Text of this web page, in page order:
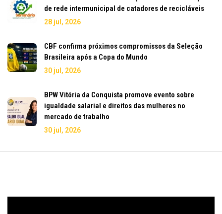
de rede intermunicipal de catadores de recicláveis
28 jul, 2026
CBF confirma próximos compromissos da Seleção
Brasileira após a Copa do Mundo
30 jul, 2026
BPW Vitória da Conquista promove evento sobre
igualdade salarial e direitos das mulheres no
mercado de trabalho
30 jul, 2026